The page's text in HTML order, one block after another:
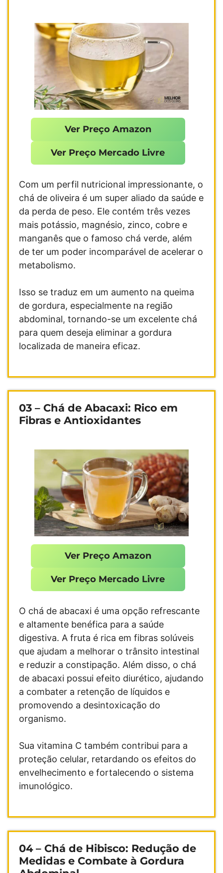
Ver Preço Amazon
Ver Preço Mercado Livre
Com um perfil nutricional impressionante, o
chá de oliveira é um super aliado da saúde e
da perda de peso. Ele contém três vezes
mais potássio, magnésio, zinco, cobre e
manganês que o famoso chá verde, além
de ter um poder incomparável de acelerar o
metabolismo.
Isso se traduz em um aumento na queima
de gordura, especialmente na região
abdominal, tornando-se um excelente chá
para quem deseja eliminar a gordura
localizada de maneira eficaz.
03 – Chá de Abacaxi: Rico em
Fibras e Antioxidantes
Ver Preço Amazon
Ver Preço Mercado Livre
O chá de abacaxi é uma opção refrescante
e altamente benéfica para a saúde
digestiva. A fruta é rica em fibras solúveis
que ajudam a melhorar o trânsito intestinal
e reduzir a constipação. Além disso, o chá
de abacaxi possui efeito diurético, ajudando
a combater a retenção de líquidos e
promovendo a desintoxicação do
organismo.
Sua vitamina C também contribui para a
proteção celular, retardando os efeitos do
envelhecimento e fortalecendo o sistema
imunológico.
04 – Chá de Hibisco: Redução de
Medidas e Combate à Gordura